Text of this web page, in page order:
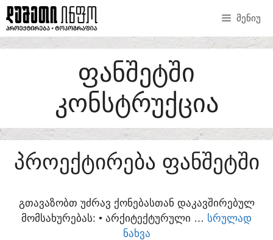
SKIP
TO
CONTENT
ᲛᲔᲜᲘᲣ
ᲤᲐᲜᲨᲔᲢᲨᲘ
ᲙᲝᲜᲡᲢᲠᲣᲥᲪᲘᲐ
ᲞᲠᲝᲔᲥᲢᲘᲠᲔᲑᲐ ᲤᲐᲜᲨᲔᲢᲨᲘ
ᲒᲗᲐᲕᲐᲖᲝᲑᲗ ᲣᲫᲠᲐᲕ ᲥᲝᲜᲔᲑᲐᲡᲗᲐᲜ ᲓᲐᲙᲐᲕᲨᲘᲠᲔᲑᲣᲚ
ᲛᲝᲛᲡᲐᲮᲣᲠᲔᲑᲐᲡ:​ • ᲐᲠᲥᲘᲢᲔᲥᲢᲣᲠᲣᲚᲘ … ᲡᲠᲣᲚᲐᲓ
ᲜᲐᲮᲕᲐ